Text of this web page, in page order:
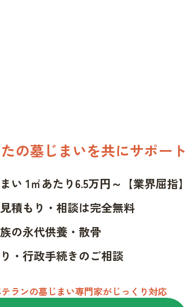
の墓じまいを共にサポート
い 1㎡あたり6.5万円～【業界屈指】
積もり・相談は完全無料
の永代供養・散骨
・行政手続きのご相談
ランの墓じまい専門家がじっくり対応